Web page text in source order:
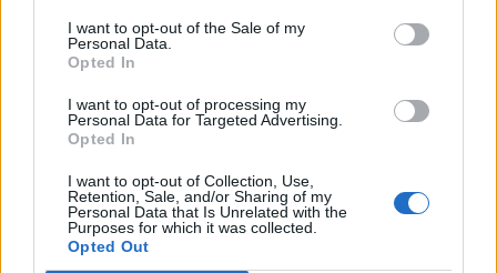
I want to opt-out of the Sale of my
Personal Data.
Opted In
I want to opt-out of processing my
Personal Data for Targeted Advertising.
Opted In
I want to opt-out of Collection, Use,
Retention, Sale, and/or Sharing of my
Personal Data that Is Unrelated with the
Purposes for which it was collected.
Opted Out
A keresett cikk a portfolio.hu hírarchívumához
tartozik, melynek olvasása előfizetéses
regisztrációhoz kötött.
Az előfizetés a következőket tartalmazza:
Portfolio.hu teljes cikkarchívum